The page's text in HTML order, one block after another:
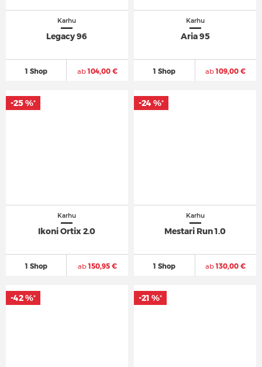
Karhu
Legacy 96
1 Shop ab104,00 €
Karhu
Aria 95
1 Shop ab109,00 €
Karhu
Ikoni Ortix 2.0
1 Shop ab150,95 €
-25 %*
Karhu
Mestari Run 1.0
1 Shop ab130,00 €
-24 %*
-42 %* -21 %*